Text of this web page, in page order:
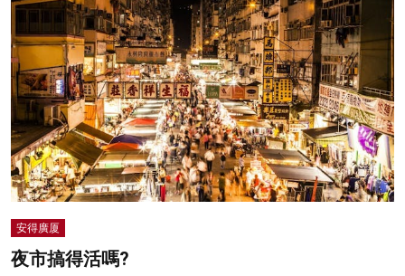
商業
科技
影片
名家榜
灼見活動
安得廣厦
夜市搞得活嗎?